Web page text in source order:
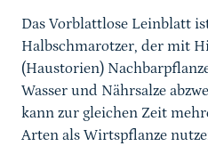
Das Vorblattlose Leinblatt
Halbschmarotzer, der mit
(Haustorien)
Wasser und Nährsalze
kann zur gleichen Zeit
Arten als Wirtspflanze